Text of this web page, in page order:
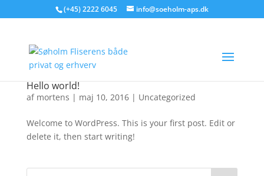
(+45) 2222 6045 info@soeholm-aps.dk
Hello world!
af mortens | maj 10, 2016| Uncategorized
Welcome to WordPress. This is your first post. Edit or
delete it, then start writing!